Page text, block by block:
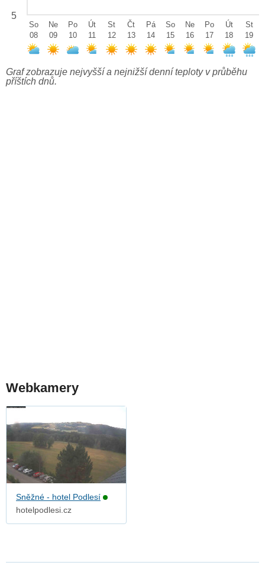
5
So
08
Ne
09
Po
10
Út
11
St
12
Čt
13
Pá
14
So
15
Ne
16
Po
17
Út
18
St
19
Graf zobrazuje nejvyšší a nejnižší denní teploty v průběhu
příštích dnů.
Webkamery
Sněžné - hotel Podlesí
hotelpodlesi.cz